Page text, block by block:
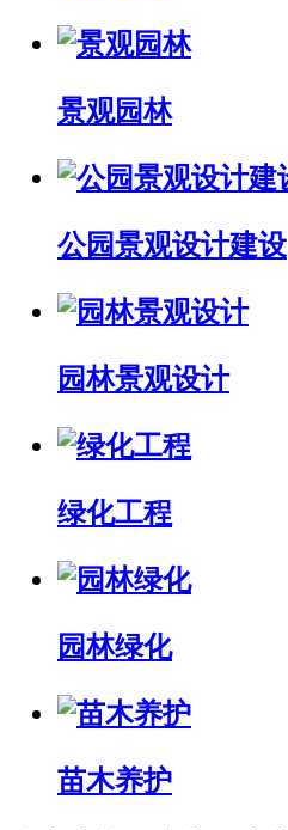
景观园林
公园景观设计建设
园林景观设计
绿化工程
园林绿化
苗木养护